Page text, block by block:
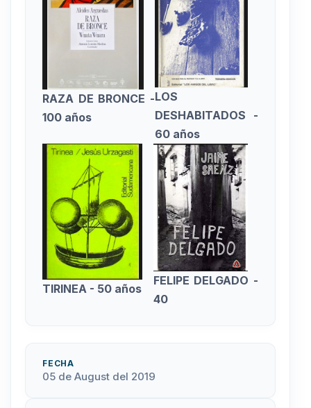
RAZA DE BRONCE -
100 años
LOS
DESHABITADOS -
60 años
TIRINEA - 50 años
FELIPE DELGADO -
40
FECHA
05 de August del 2019